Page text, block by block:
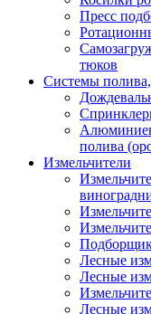
Пресс
тюков
Системы
полива
Измельчители
Лесные
Лесные
Лесные